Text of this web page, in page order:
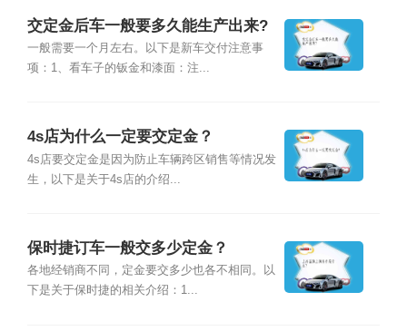
交定金后车一般要多久能生产出来?
一般需要一个月左右。以下是新车交付注意事
项：1、看车子的钣金和漆面：注...
4s店为什么一定要交定金？
4s店要交定金是因为防止车辆跨区销售等情况发
生，以下是关于4s店的介绍...
保时捷订车一般交多少定金？
各地经销商不同，定金要交多少也各不相同。以
下是关于保时捷的相关介绍：1...